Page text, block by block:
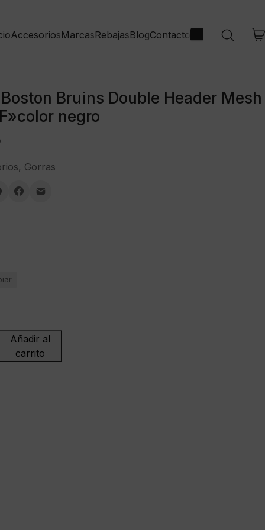
AccesoriosMarcasRebajasBlogContacto
Bruins Double Header Mesh
negro
Añadir al
carrito
, Gorras